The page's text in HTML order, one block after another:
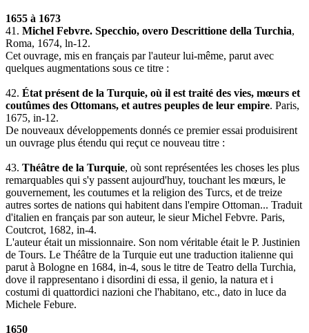
1655 à 1673
41. Michel Febvre. Specchio, overo Descrittione della Turchia,
Roma, 1674, ln-12.
Cet ouvrage, mis en français par l'auteur lui-même, parut avec
quelques augmentations sous ce titre :
42. État présent de la Turquie, où il est traité des vies, mœurs et
coutûmes des Ottomans, et autres peuples de leur empire. Paris,
1675, in-12.
De nouveaux développements donnés ce premier essai produisirent
un ouvrage plus étendu qui reçut ce nouveau titre :
43. Théâtre de la Turquie, où sont représentées les choses les plus
remarquables qui s'y passent aujourd'huy, touchant les mœurs, le
gouvernement, les coutumes et la religion des Turcs, et de treize
autres sortes de nations qui habitent dans l'empire Ottoman... Traduit
d'italien en français par son auteur, le sieur Michel Febvre. Paris,
Coutcrot, 1682, in-4.
L'auteur était un missionnaire. Son nom véritable était le P. Justinien
de Tours. Le Théâtre de la Turquie eut une traduction italienne qui
parut à Bologne en 1684, in-4, sous le titre de Teatro della Turchia,
dove il rappresentano i disordini di essa, il genio, la natura et i
costumi di quattordici nazioni che l'habitano, etc., dato in luce da
Michele Febure.
1650